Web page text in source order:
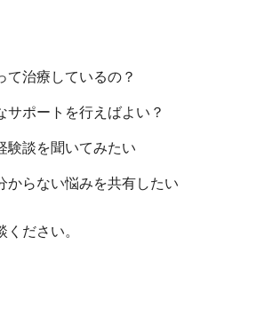
て治療しているの？
サポートを行えばよい？
験談を聞いてみたい
からない悩みを共有したい
ださい。